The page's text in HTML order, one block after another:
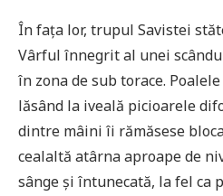
În fața lor, trupul Savistei
Vârful înnegrit al unei
în zona de sub torace.
lăsând la iveală picioarele
dintre mâini îi rămăsese
cealaltă atârna aproape de
sânge și întunecată, la fel ca